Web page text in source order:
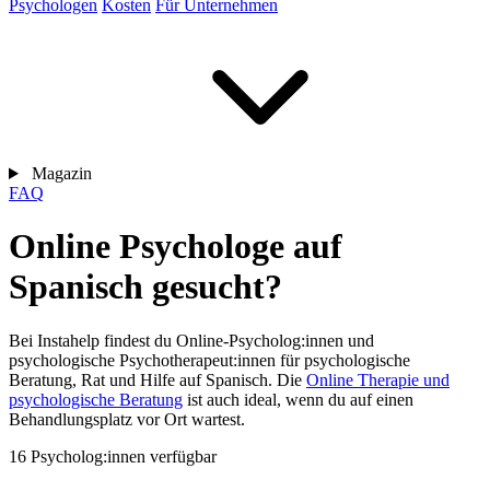
Psychologen Kosten Für Unternehmen
Magazin
FAQ
Online Psychologe auf
Spanisch gesucht?
Bei Instahelp findest du Online-Psycholog:innen und
psychologische Psychotherapeut:innen für psychologische
Beratung, Rat und Hilfe auf Spanisch. Die Online Therapie und
psychologische Beratung ist auch ideal, wenn du auf einen
Behandlungsplatz vor Ort wartest.
16 Psycholog:innen verfügbar